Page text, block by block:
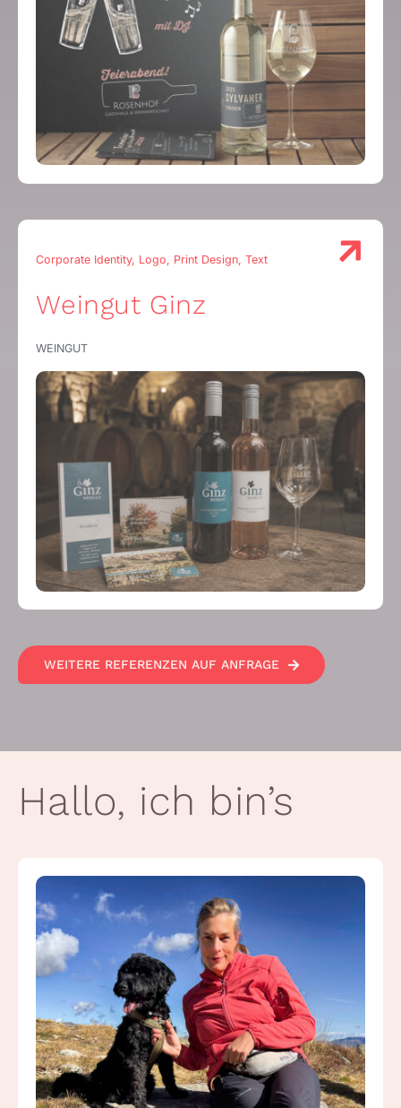
Corporate Identity, Logo, Print Design, Text
Weingut Ginz
WEINGUT
WEITERE REFERENZEN AUF ANFRAGE
Hallo, ich bin’s